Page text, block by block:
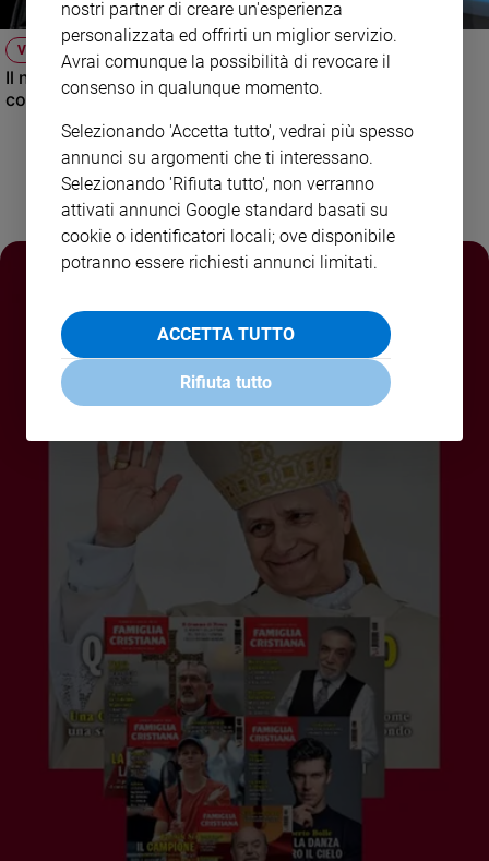
Policy
Pubblicità
Redazione
VIDEO
Il nuovo numero di Famiglia Cristiana raccontato dal
condirettore.
nostri partner di creare un'esperienza
personalizzata ed offrirti un miglior servizio.
Avrai comunque la possibilità di revocare il
consenso in qualunque momento.
Selezionando 'Accetta tutto', vedrai più spesso
annunci su argomenti che ti interessano.
Selezionando 'Rifiuta tutto', non verranno
attivati annunci Google standard basati su
cookie o identificatori locali; ove disponibile
potranno essere richiesti annunci limitati.
ACCETTA TUTTO
Rifiuta tutto